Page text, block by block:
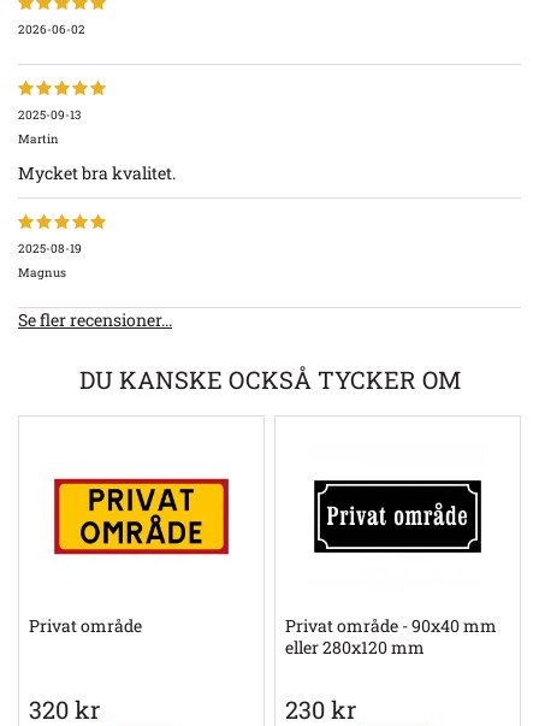
2026-06-02
2025-09-13
Martin
Mycket bra kvalitet.
2025-08-19
Magnus
Se fler recensioner...
DU KANSKE OCKSÅ TYCKER OM
Privat område
320 kr
Privat område - 90x40 mm
eller 280x120 mm
230 kr